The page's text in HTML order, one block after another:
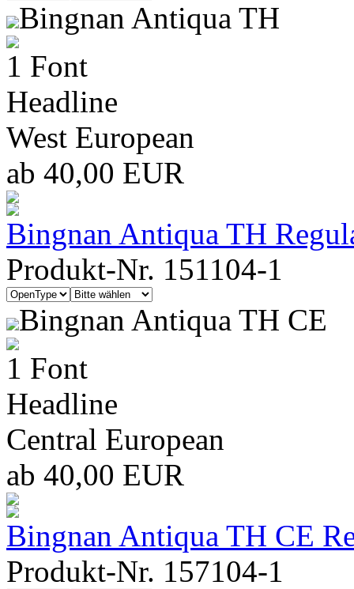
Bingnan Antiqua TH
1 Font
Headline
West European
ab 40,00 EUR
Bingnan Antiqua TH
Produkt-Nr. 151104-1
Bingnan Antiqua TH CE
1 Font
Headline
Central European
ab 40,00 EUR
Bingnan Antiqua TH CE
Produkt-Nr. 157104-1